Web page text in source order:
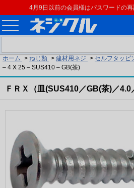
4月9日以前の会員様はパスワードの再
ホーム > ねじ類 > 建材用ネジ > セルフタッピ
– 4 X 25 – SUS410 – GB(茶)
ＦＲＸ（皿(SUS410／GB(茶)／4.0